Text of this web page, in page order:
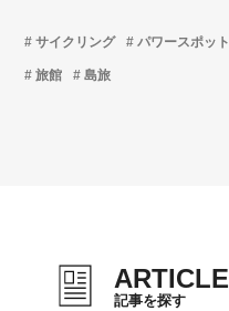
サイクリング パワースポット
旅館 島旅
ARTICLE
記事を探す